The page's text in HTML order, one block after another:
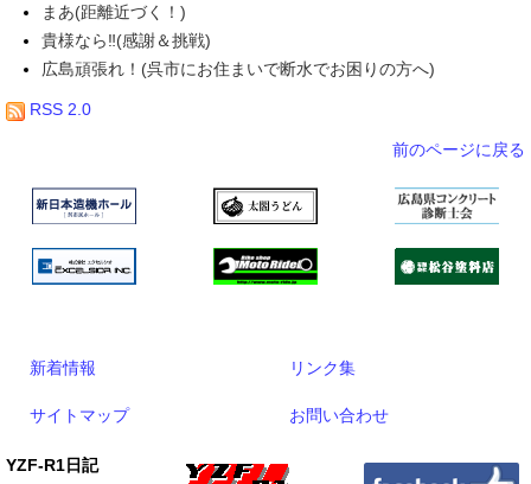
まあ(距離近づく！)
貴様なら‼(感謝＆挑戦)
広島頑張れ！(呉市にお住まいで断水でお困りの方へ)
RSS 2.0
前のページに戻る
新着情報 リンク集
サイトマップ お問い合わせ
YZF-R1日記